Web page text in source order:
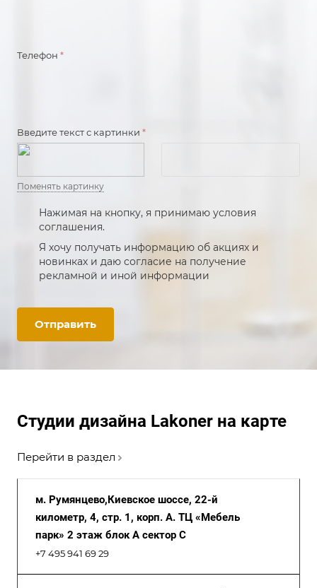
Телефон *
Введите текст с картинки *
Поменять картинку
Нажимая на кнопку, я принимаю условия
соглашения.
Я хочу получать информацию об акциях и
новинках и даю согласие на получение
рекламной и иной информации
Отправить
Студии дизайна Lakoner на карте
Перейти в раздел
м. Румянцево,Киевское шоссе, 22-й
километр, 4, стр. 1, корп. А. ТЦ «Мебель
парк» 2 этаж блок А сектор С
+7 495 941 69 29